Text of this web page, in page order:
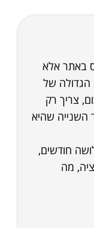
באתר אלא
של
צריך רק
השנייה שהיא
חודשים,
מה